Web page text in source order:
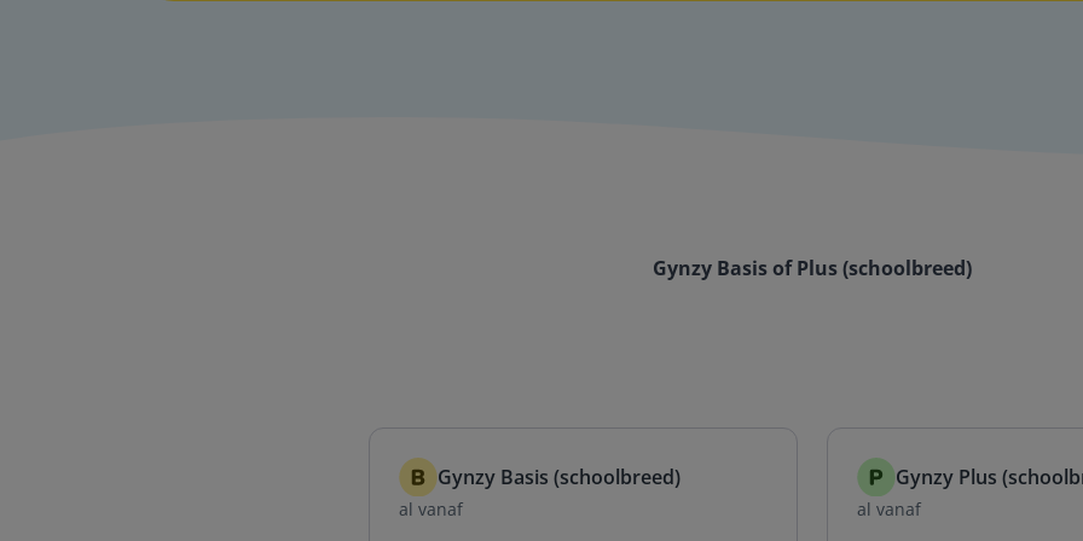
Gynzy Basis of Plus (schoolbreed)
Gynzy Basis (schoolbreed)
al vanaf
Gynzy Plus
al vanaf